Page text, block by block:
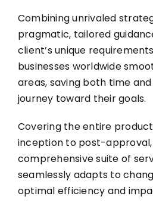
Combining unrivaled
pragmatic, tailored
client’s unique
businesses worldwide
areas, saving both time
journey toward their goals.
Covering the entire
inception to post-approval,
comprehensive suite of
seamlessly adapts to
optimal efficiency and